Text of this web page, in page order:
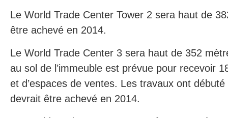
Le World Trade Center Tower 2 sera haut de
être achevé en 2014.
Le World Trade Center 3 sera haut de 352
au sol de l’immeuble est prévue pour recevoir
et d’espaces de ventes. Les travaux ont débuté
devrait être achevé en 2014.